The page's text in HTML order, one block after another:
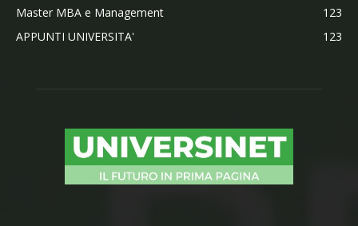
Master MBA e Management
123
APPUNTI UNIVERSITA'
123